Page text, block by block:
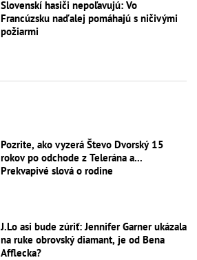
Slovenskí hasiči nepoľavujú: Vo
Francúzsku naďalej pomáhajú s ničivými
požiarmi
Pozrite, ako vyzerá Števo Dvorský 15
rokov po odchode z Telerána a...
Prekvapivé slová o rodine
J.Lo asi bude zúriť: Jennifer Garner ukázala
na ruke obrovský diamant, je od Bena
Afflecka?